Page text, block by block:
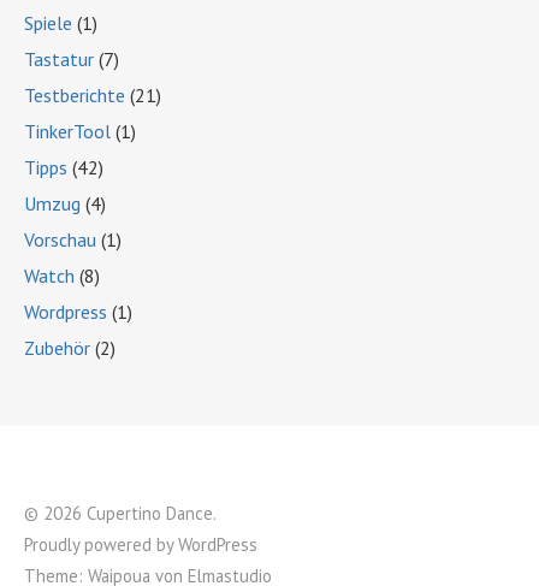
Spiele (1)
Tastatur (7)
Testberichte (21)
TinkerTool (1)
Tipps (42)
Umzug (4)
Vorschau (1)
Watch (8)
Wordpress (1)
Zubehör (2)
© 2026 Cupertino Dance
Proudly powered byWordPress
Theme: Waipoua von Elmastudio